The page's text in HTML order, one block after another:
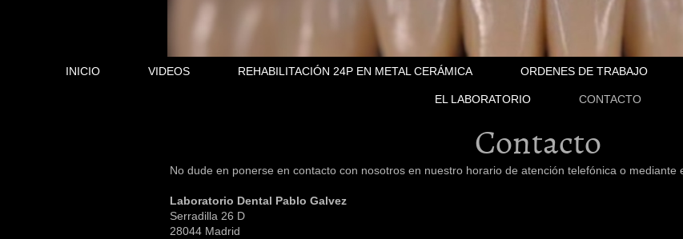
INICIO VIDEOS REHABILITACIÓN 24P EN METAL CERÁMICA ORDENES DE TRABAJO
EL LABORATORIO CONTACTO
Contacto
No dude en ponerse en contacto con nosotros en nuestro horario de atención telefónica o mediante
Laboratorio Dental Pablo Galvez
Serradilla 26 D
28044 Madrid